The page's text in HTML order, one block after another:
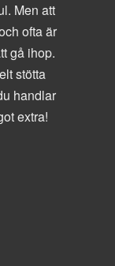
Men att
ofta är
gå ihop.
stötta
handlar
extra!